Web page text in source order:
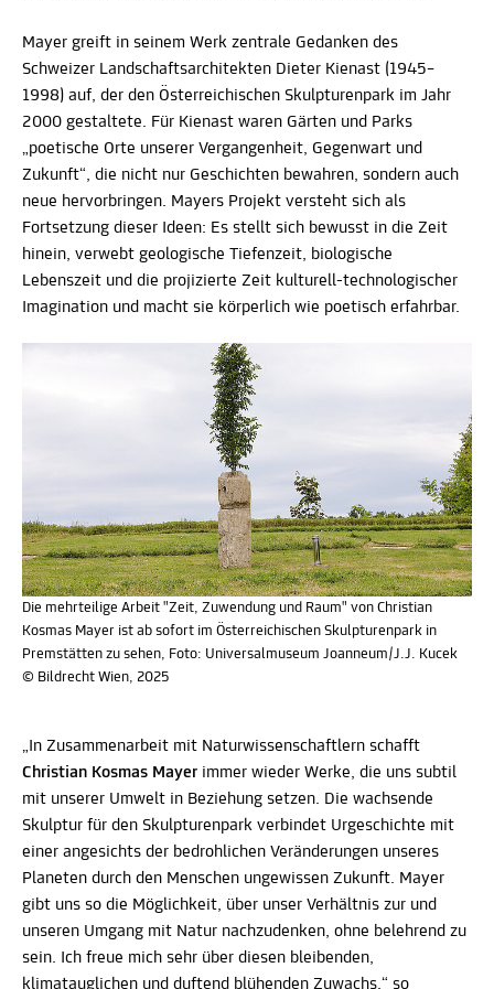
Mayer greift in seinem Werk zentrale Gedanken des
Schweizer Landschaftsarchitekten Dieter Kienast (1945–
1998) auf, der den Österreichischen Skulpturenpark im Jahr
2000 gestaltete. Für Kienast waren Gärten und Parks
„poetische Orte unserer Vergangenheit, Gegenwart und
Zukunft“, die nicht nur Geschichten bewahren, sondern auch
neue hervorbringen. Mayers Projekt versteht sich als
Fortsetzung dieser Ideen: Es stellt sich bewusst in die Zeit
hinein, verwebt geologische Tiefenzeit, biologische
Lebenszeit und die projizierte Zeit kulturell-technologischer
Imagination und macht sie körperlich wie poetisch erfahrbar.
Die mehrteilige Arbeit "Zeit, Zuwendung und Raum" von Christian
Kosmas Mayer ist ab sofort im Österreichischen Skulpturenpark in
Premstätten zu sehen, Foto: Universalmuseum Joanneum/J.J. Kucek
© Bildrecht Wien, 2025
„In Zusammenarbeit mit Naturwissenschaftlern schafft
Christian Kosmas Mayer immer wieder Werke, die uns subtil
mit unserer Umwelt in Beziehung setzen. Die wachsende
Skulptur für den Skulpturenpark verbindet Urgeschichte mit
einer angesichts der bedrohlichen Veränderungen unseres
Planeten durch den Menschen ungewissen Zukunft. Mayer
gibt uns so die Möglichkeit, über unser Verhältnis zur und
unseren Umgang mit Natur nachzudenken, ohne belehrend zu
sein. Ich freue mich sehr über diesen bleibenden,
klimatauglichen und duftend blühenden Zuwachs,“ so